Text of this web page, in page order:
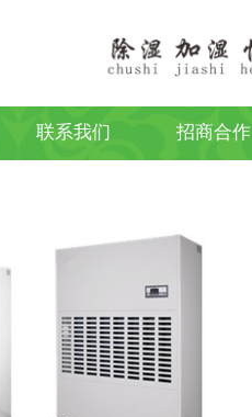
联系我们 招商合作